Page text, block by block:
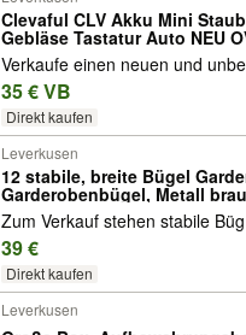
Clevaful CLV Akku Mini
Gebläse Tastatur Auto NEU
Verkaufe einen neuen und
35 € VB
Direkt kaufen
Leverkusen
12 stabile, breite Bügel
Garderobenbügel, Metall
Zum Verkauf stehen stabile Büg
39 €
Direkt kaufen
Leverkusen